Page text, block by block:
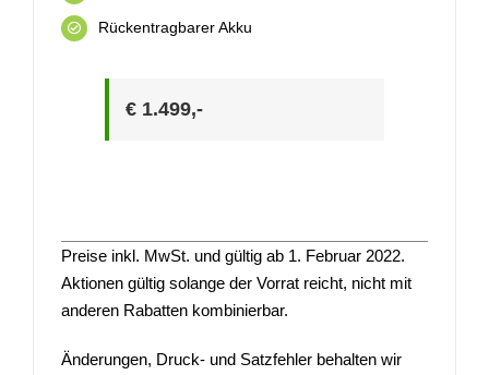
Rückentragbarer Akku
€ 1.499,-
Preise inkl. MwSt. und gültig ab 1. Februar 2022.
Aktionen gültig solange der Vorrat reicht, nicht mit
anderen Rabatten kombinierbar.
Änderungen, Druck- und Satzfehler behalten wir